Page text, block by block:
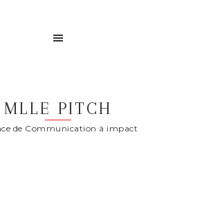
MLLE PITCH
de Communication à impact